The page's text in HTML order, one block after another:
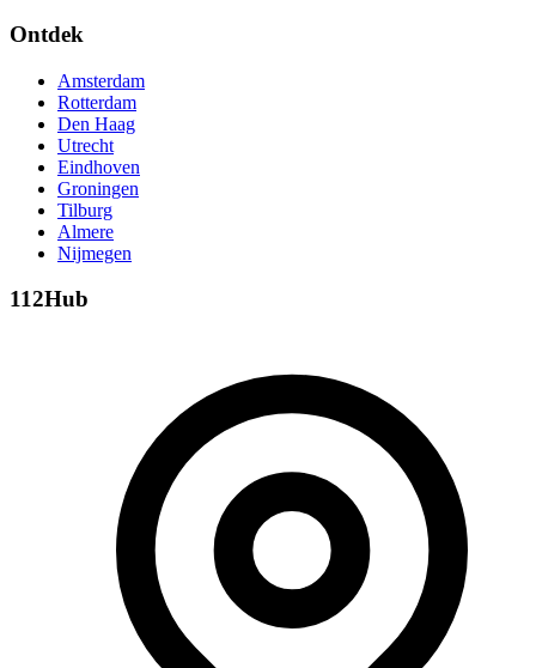
Ontdek
Amsterdam
Rotterdam
Den Haag
Utrecht
Eindhoven
Groningen
Tilburg
Almere
Nijmegen
112Hub